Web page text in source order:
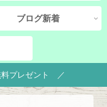
ブログ新着
プレゼント ／